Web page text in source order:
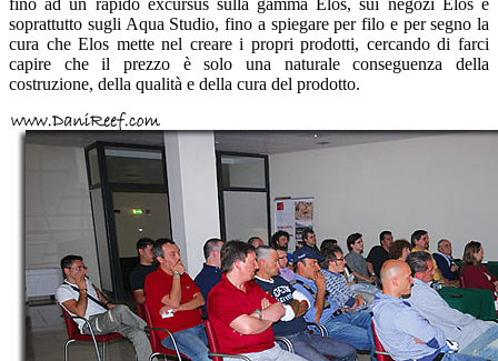
soprattutto sugli Aqua Studio, fino a spiegare per filo e per segno la
cura che Elos mette nel creare i propri prodotti, cercando di farci
capire che il prezzo è solo una naturale conseguenza della
costruzione, della qualità e della cura del prodotto.